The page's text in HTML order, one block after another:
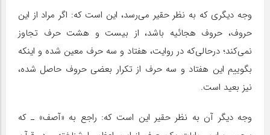
وجه دیگرى که به نظر حقیر مى‌رسد، این است که: اگر مراد از این
حروف، حروف هجائیه باشد، از بیست و هشت حرف تجاوز‌
نمى‌کند؛ درحالى‌که در روایت، هفتاد و سه حرف معین شده و‌ اینکه
بگوییم این هفتاد و سه حرف از تکرار بعضى حروف حاصل شده،
نیز بعید است.
وجه دیگر آن به نظر حقیر این است که: راجع به «آصف» ـ ‌که